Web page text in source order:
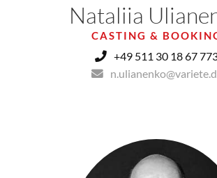
Nataliia
CASTING &
+49 511 30 18 67